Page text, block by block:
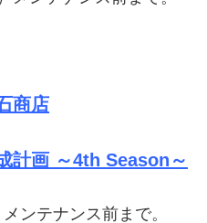
商店
計画 ～4th Season～
ンテナンス前まで。